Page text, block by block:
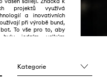
projektů využívá
a inovativních
při výrobě bund,
To vše pro to, aby
byly jedním velkým
Kategorie